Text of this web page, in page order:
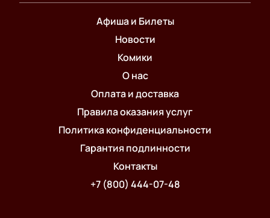
Афиша и Билеты
Новости
Комики
О нас
Оплата и доставка
Правила оказания услуг
Политика конфиденциальности
Гарантия подлинности
Контакты
+7 (800) 444-07-48